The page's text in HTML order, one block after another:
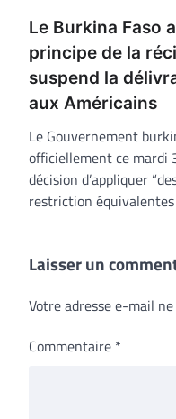
Le Burkina Faso
principe de la
suspend la
aux Américains
Le Gouvernement
officiellement ce mardi
décision d’appliquer
restriction
Laisser un
Votre adresse e-mail
Commentaire *